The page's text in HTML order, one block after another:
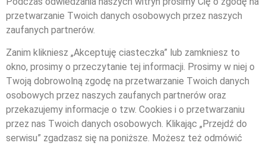
przetwarzanie Twoich danych osobowych przez naszych
zaufanych partnerów.
Zanim klikniesz „Akceptuję ciasteczka” lub zamkniesz to
okno, prosimy o przeczytanie tej informacji. Prosimy w niej o
Twoją dobrowolną zgodę na przetwarzanie Twoich danych
osobowych przez naszych zaufanych partnerów oraz
przekazujemy informacje o tzw. Cookies i o przetwarzaniu
przez nas Twoich danych osobowych. Klikając „Przejdź do
serwisu” zgadzasz się na poniższe. Możesz też odmówić